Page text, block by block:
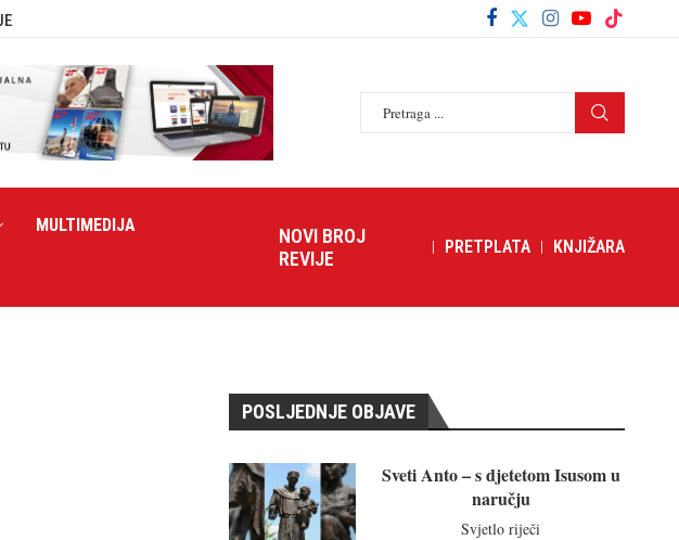
MULTIMEDIJA
NOVI BROJ
REVIJE
PRETPLATA KNJIŽARA
POSLJEDNJE OBJAVE
Sveti Anto – s djetetom Isusom u
naručju
Svjetlo riječi